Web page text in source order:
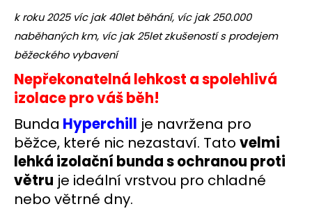
k roku 2025 víc jak 40let běhání, víc jak 250.000
naběhaných km, víc jak 25let zkušeností s prodejem
běžeckého vybavení
Nepřekonatelná lehkost a spolehlivá
izolace pro váš běh!
Bunda Hyperchill je navržena pro
běžce, které nic nezastaví. Tato velmi
lehká izolační bunda s ochranou proti
větru je ideální vrstvou pro chladné
nebo větrné dny.
D
o
p
o
r
u
č
u
j
e
m
e